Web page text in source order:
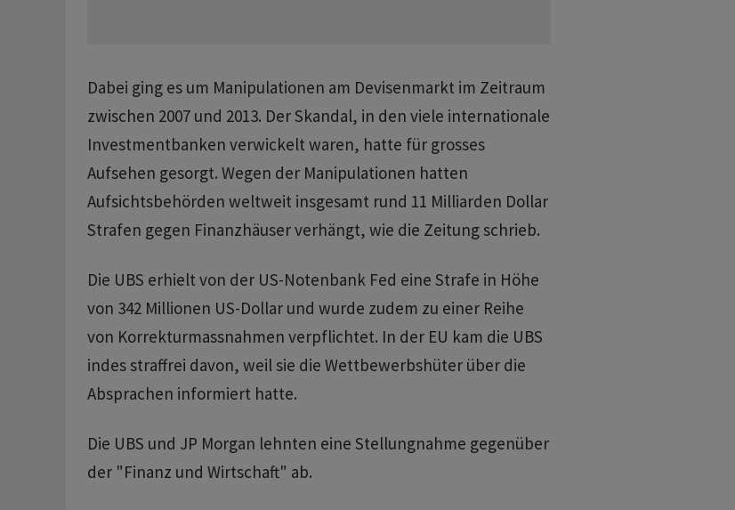
Dabei ging es um Manipulationen am Devisenmarkt im Zeitraum
zwischen 2007 und 2013. Der Skandal, in den viele internationale
Investmentbanken verwickelt waren, hatte für grosses
Aufsehen gesorgt. Wegen der Manipulationen hatten
Aufsichtsbehörden weltweit insgesamt rund 11 Milliarden Dollar
Strafen gegen Finanzhäuser verhängt, wie die Zeitung schrieb.
Die UBS erhielt von der US-Notenbank Fed eine Strafe in Höhe
von 342 Millionen US-Dollar und wurde zudem zu einer Reihe
von Korrekturmassnahmen verpflichtet. In der EU kam die UBS
indes straffrei davon, weil sie die Wettbewerbshüter über die
Absprachen informiert hatte.
Die UBS und JP Morgan lehnten eine Stellungnahme gegenüber
der "Finanz und Wirtschaft" ab.